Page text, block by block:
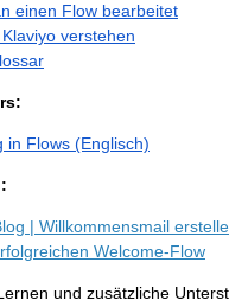
einen Flow bearbeitet
verstehen
in Flows (Englisch)
| Willkommensmail
Welcome-Flow
und zusätzliche